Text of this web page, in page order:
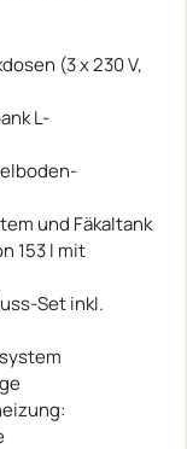
(3 x 230 V,
L-
und Fäkaltank
153 l mit
Set inkl.